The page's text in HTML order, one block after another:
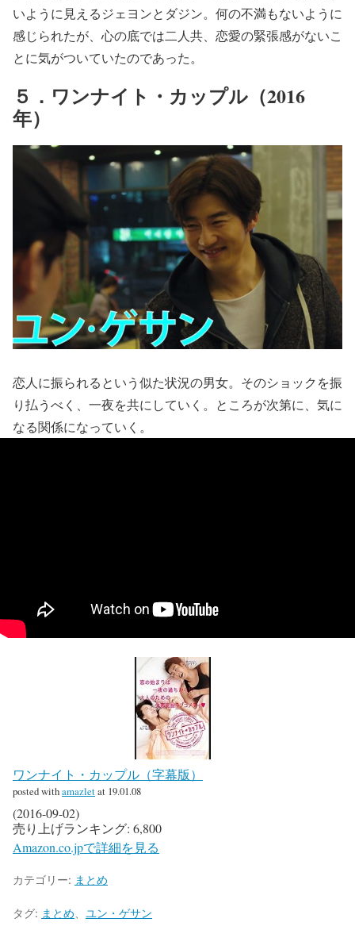
いように見えるジェヨンとダジン。何の不満もないように
感じられたが、心の底では二人共、恋愛の緊張感がないこ
とに気がついていたのであった。
５．ワンナイト・カップル（2016
年）
恋人に振られるという似た状況の男女。そのショックを振
り払うべく、一夜を共にしていく。ところが次第に、気に
なる関係になっていく。
ワンナイト・カップル（字幕版）
posted withamazletat 19.01.08
(2016-09-02)
売り上げランキング: 6,800
Amazon.co.jpで詳細を見る
カテゴリー: まとめ
タグ: まとめ ユン・ゲサン